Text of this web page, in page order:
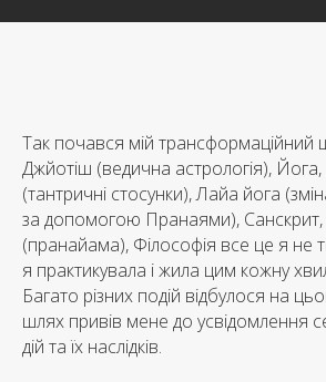
Так почався мій трансформаційний
Джйотіш (ведична астрологія),
(тантричні стосунки), Лайа йога
за допомогою Пранаями),
(пранайама), Філософія все це я не
я практикувала і жила цим кожну
Багато різних подій відбулося на
шлях привів мене до усвідомлення
дій та їх наслідків.